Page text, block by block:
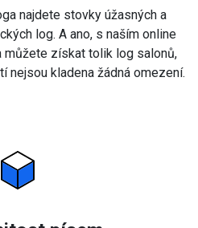
najdete stovky úžasných a
log. A ano, s naším online
můžete získat tolik log salonů,
nejsou kladena žádná omezení.